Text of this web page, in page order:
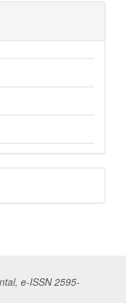
e-ISSN 2595-